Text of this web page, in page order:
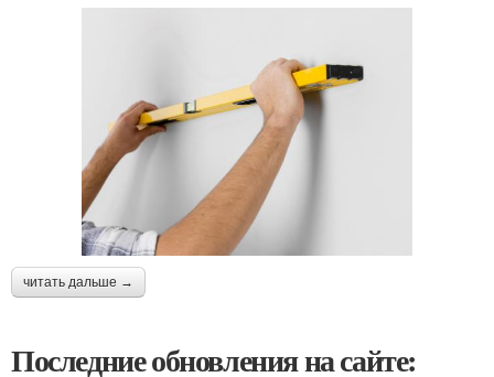
читать дальше →
Последние обновления на сайте: